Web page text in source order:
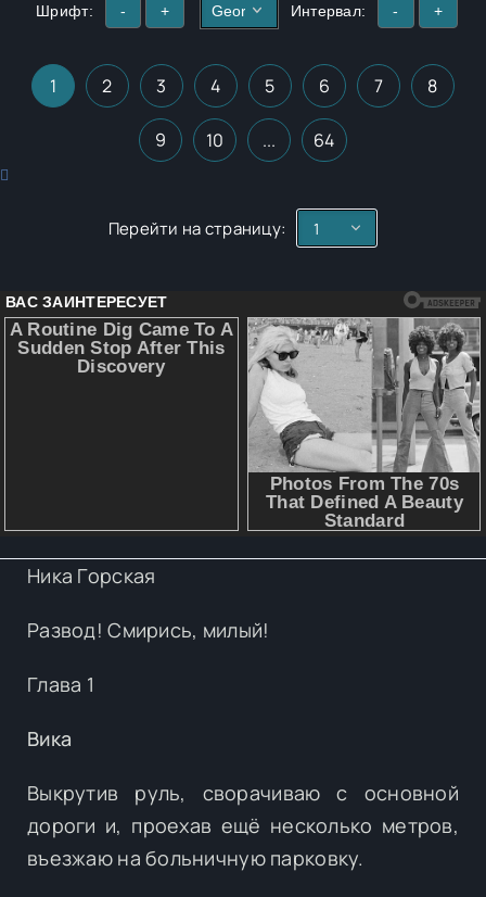
Шрифт: - + Интервал: - +
1 2 3 4 5 6 7 8
9 10 ... 64
Перейти на страницу:
Ника Горская
Развод! Смирись, милый!
Глава 1
Вика
Выкрутив руль, сворачиваю с основной
дороги и, проехав ещё несколько метров,
въезжаю на больничную парковку.